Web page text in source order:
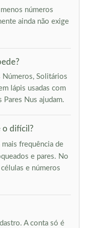
números
ainda não exige
Números, Solitários
lápis usadas com
Nus ajudam.
o difícil?
frequência de
e pares. No
e números
A conta só é